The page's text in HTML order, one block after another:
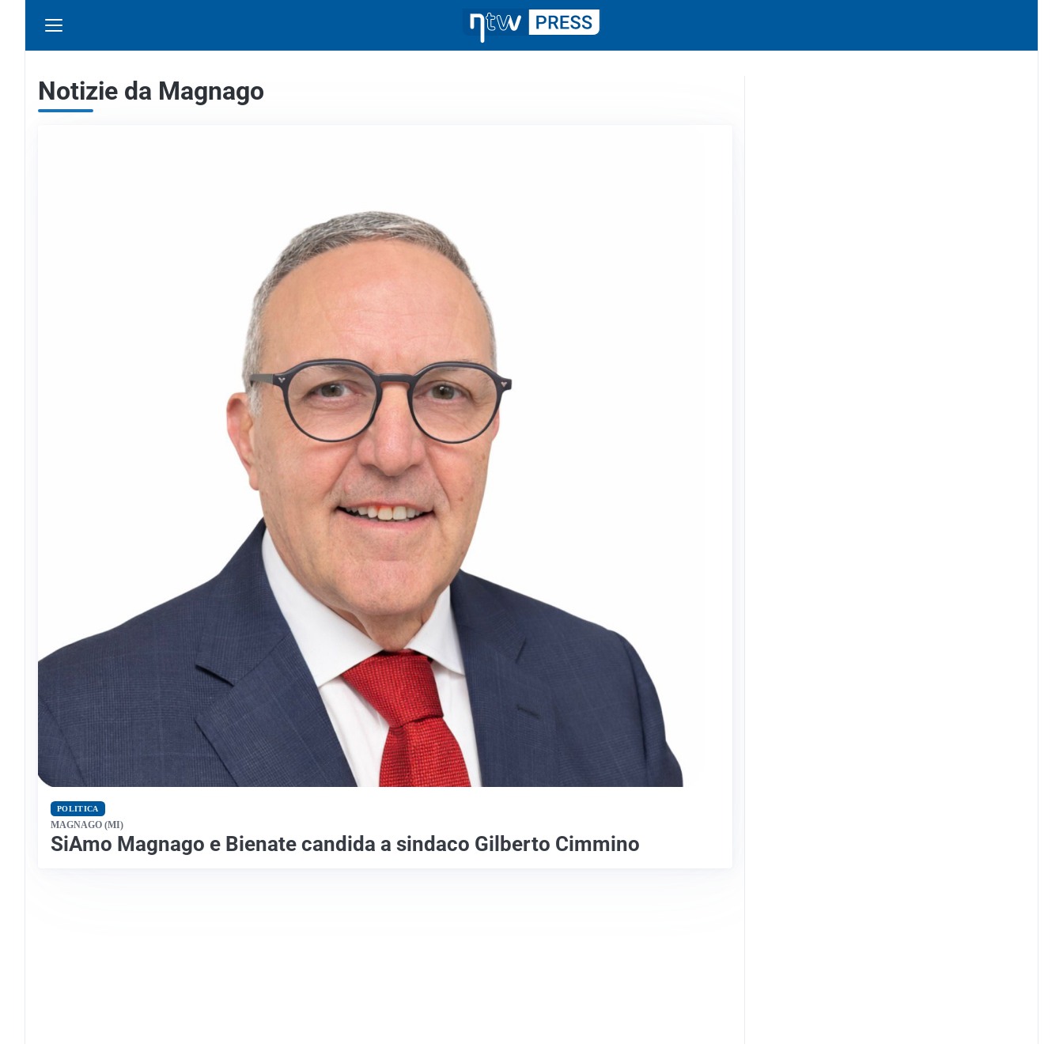
Notizie da Magnago
POLITICA
MAGNAGO (MI)
SiAmo Magnago e Bienate candida a sindaco Gilberto Cimmino